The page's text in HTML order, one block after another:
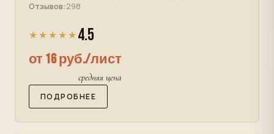
Отзывов:298
★★★★★ 4.5
от 16 руб./лист
средняя цена
ПОДРОБНЕЕ